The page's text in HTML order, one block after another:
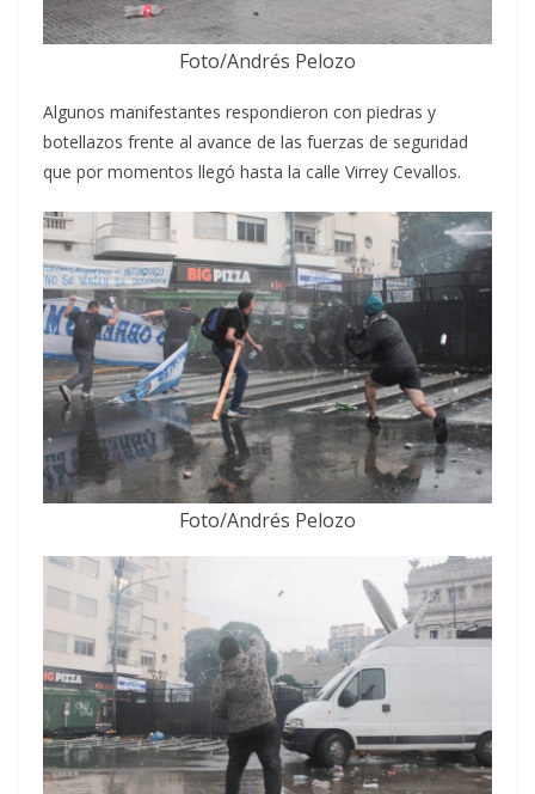
Foto/Andrés Pelozo
Algunos manifestantes respondieron con piedras y
botellazos frente al avance de las fuerzas de seguridad
que por momentos llegó hasta la calle Virrey Cevallos.
Foto/Andrés Pelozo